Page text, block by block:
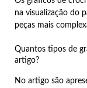
na visualização do
peças mais
Quantos tipos de
artigo?
No artigo são